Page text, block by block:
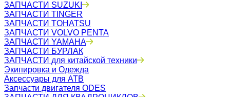
ЗАПЧАСТИ SUZUKI
ЗАПЧАСТИ TINGER
ЗАПЧАСТИ TOHATSU
ЗАПЧАСТИ VOLVO PENTA
ЗАПЧАСТИ YAMAHA
ЗАПЧАСТИ БУРЛАК
ЗАПЧАСТИ для китайской техники
Экипировка и Одежда
Аксессуары для АТВ
Запчасти двигателя ODES